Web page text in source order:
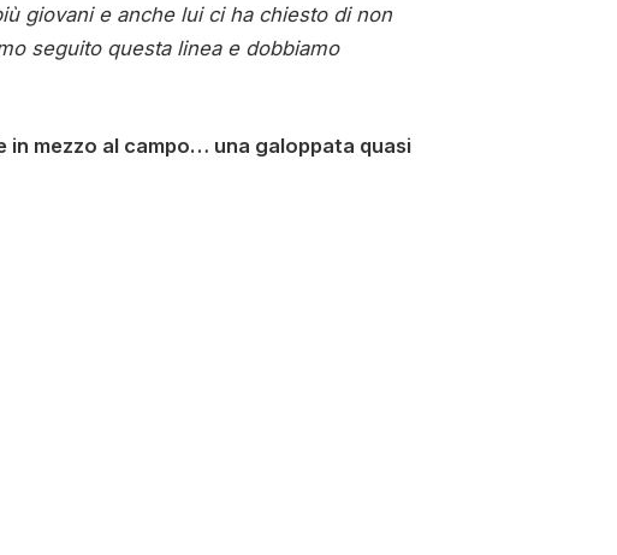
giovani e anche lui ci ha chiesto di non
seguito questa linea e dobbiamo
mezzo al campo… una galoppata quasi